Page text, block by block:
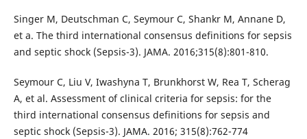
Singer M, Deutschman C, Seymour C, Shankr M, Annane D,
et a. The third international consensus definitions for sepsis
and septic shock (Sepsis-3). JAMA. 2016;315(8):801-810.
Seymour C, Liu V, Iwashyna T, Brunkhorst W, Rea T, Scherag
A, et al. Assessment of clinical criteria for sepsis: for the
third international consensus definitions for sepsis and
septic shock (Sepsis-3). JAMA. 2016; 315(8):762-774